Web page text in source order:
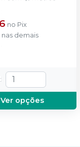
no Pix
nas demais
:
Ver opções